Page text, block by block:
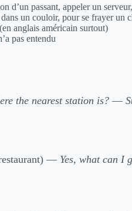
d’un passant, appeler un
un couloir, pour se frayer un
(en anglais américain surtout)
pas entendu
the nearest station is? —
— Yes, what can I